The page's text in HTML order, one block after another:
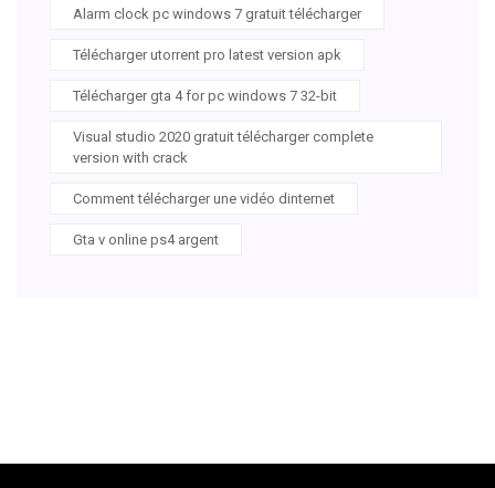
Alarm clock pc windows 7 gratuit télécharger
Télécharger utorrent pro latest version apk
Télécharger gta 4 for pc windows 7 32-bit
Visual studio 2020 gratuit télécharger complete
version with crack
Comment télécharger une vidéo dinternet
Gta v online ps4 argent